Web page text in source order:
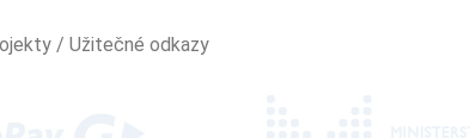
/ Užitečné odkazy